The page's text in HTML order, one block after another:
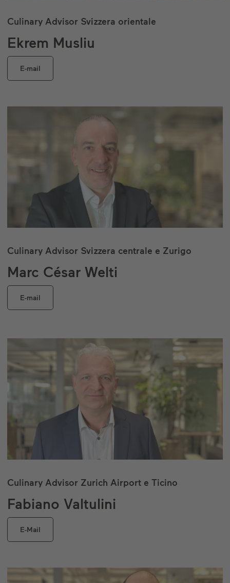
Culinary Advisor Svizzera orientale
Ekrem Musliu
E-mail
Culinary Advisor Svizzera centrale e Zurigo
Marc César Welti
E-mail
Culinary Advisor Zurich Airport e Ticino
Fabiano Valtulini
E-Mail